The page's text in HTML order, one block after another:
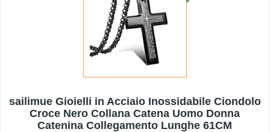
sailimue Gioielli in Acciaio Inossidabile Ciondolo
Croce Nero Collana Catena Uomo Donna
Catenina Collegamento Lunghe 61CM